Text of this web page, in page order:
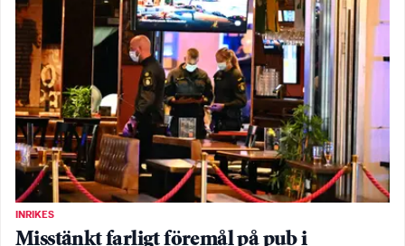
INRIKES
Misstänkt farligt föremål på pub i